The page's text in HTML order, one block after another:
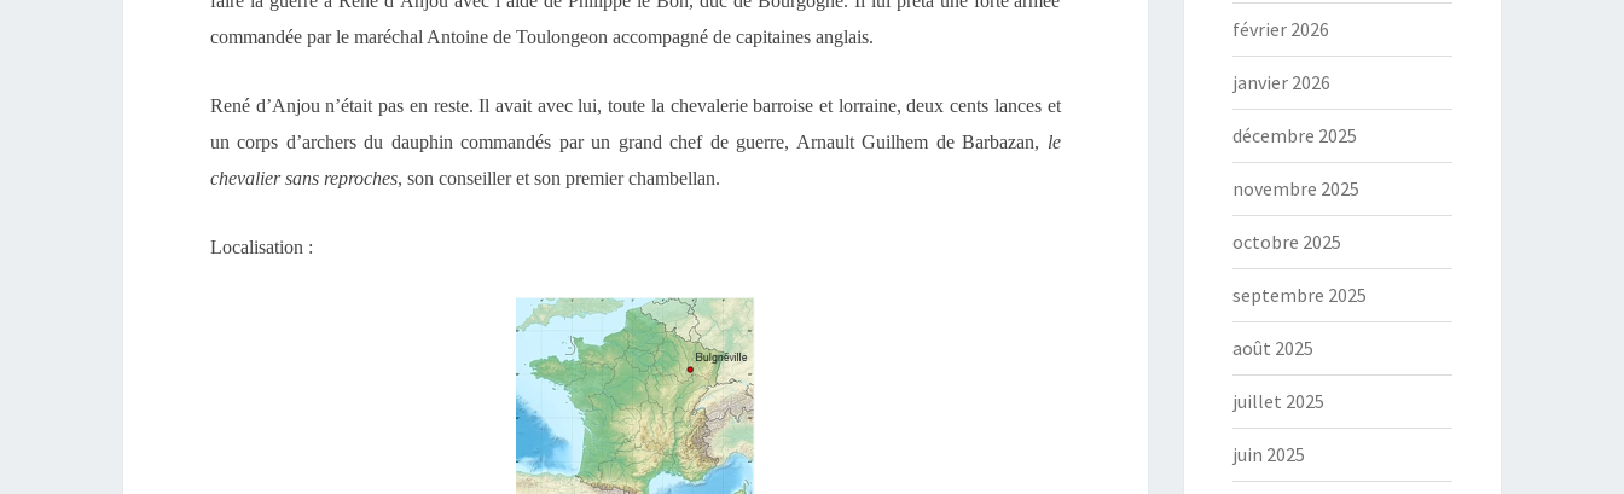
commandée par le maréchal Antoine de Toulongeon accompagné de capitaines anglais.
René d’Anjou n’était pas en reste. Il avait avec lui, toute la chevalerie barroise et lorraine, deux cents lances et
un corps d’archers du dauphin commandés par un grand chef de guerre, Arnault Guilhem de Barbazan, le
chevalier sans reproches, son conseiller et son premier chambellan.
Localisation :
février 2026
janvier 2026
décembre 2025
novembre 2025
octobre 2025
septembre 2025
août 2025
juillet 2025
juin 2025